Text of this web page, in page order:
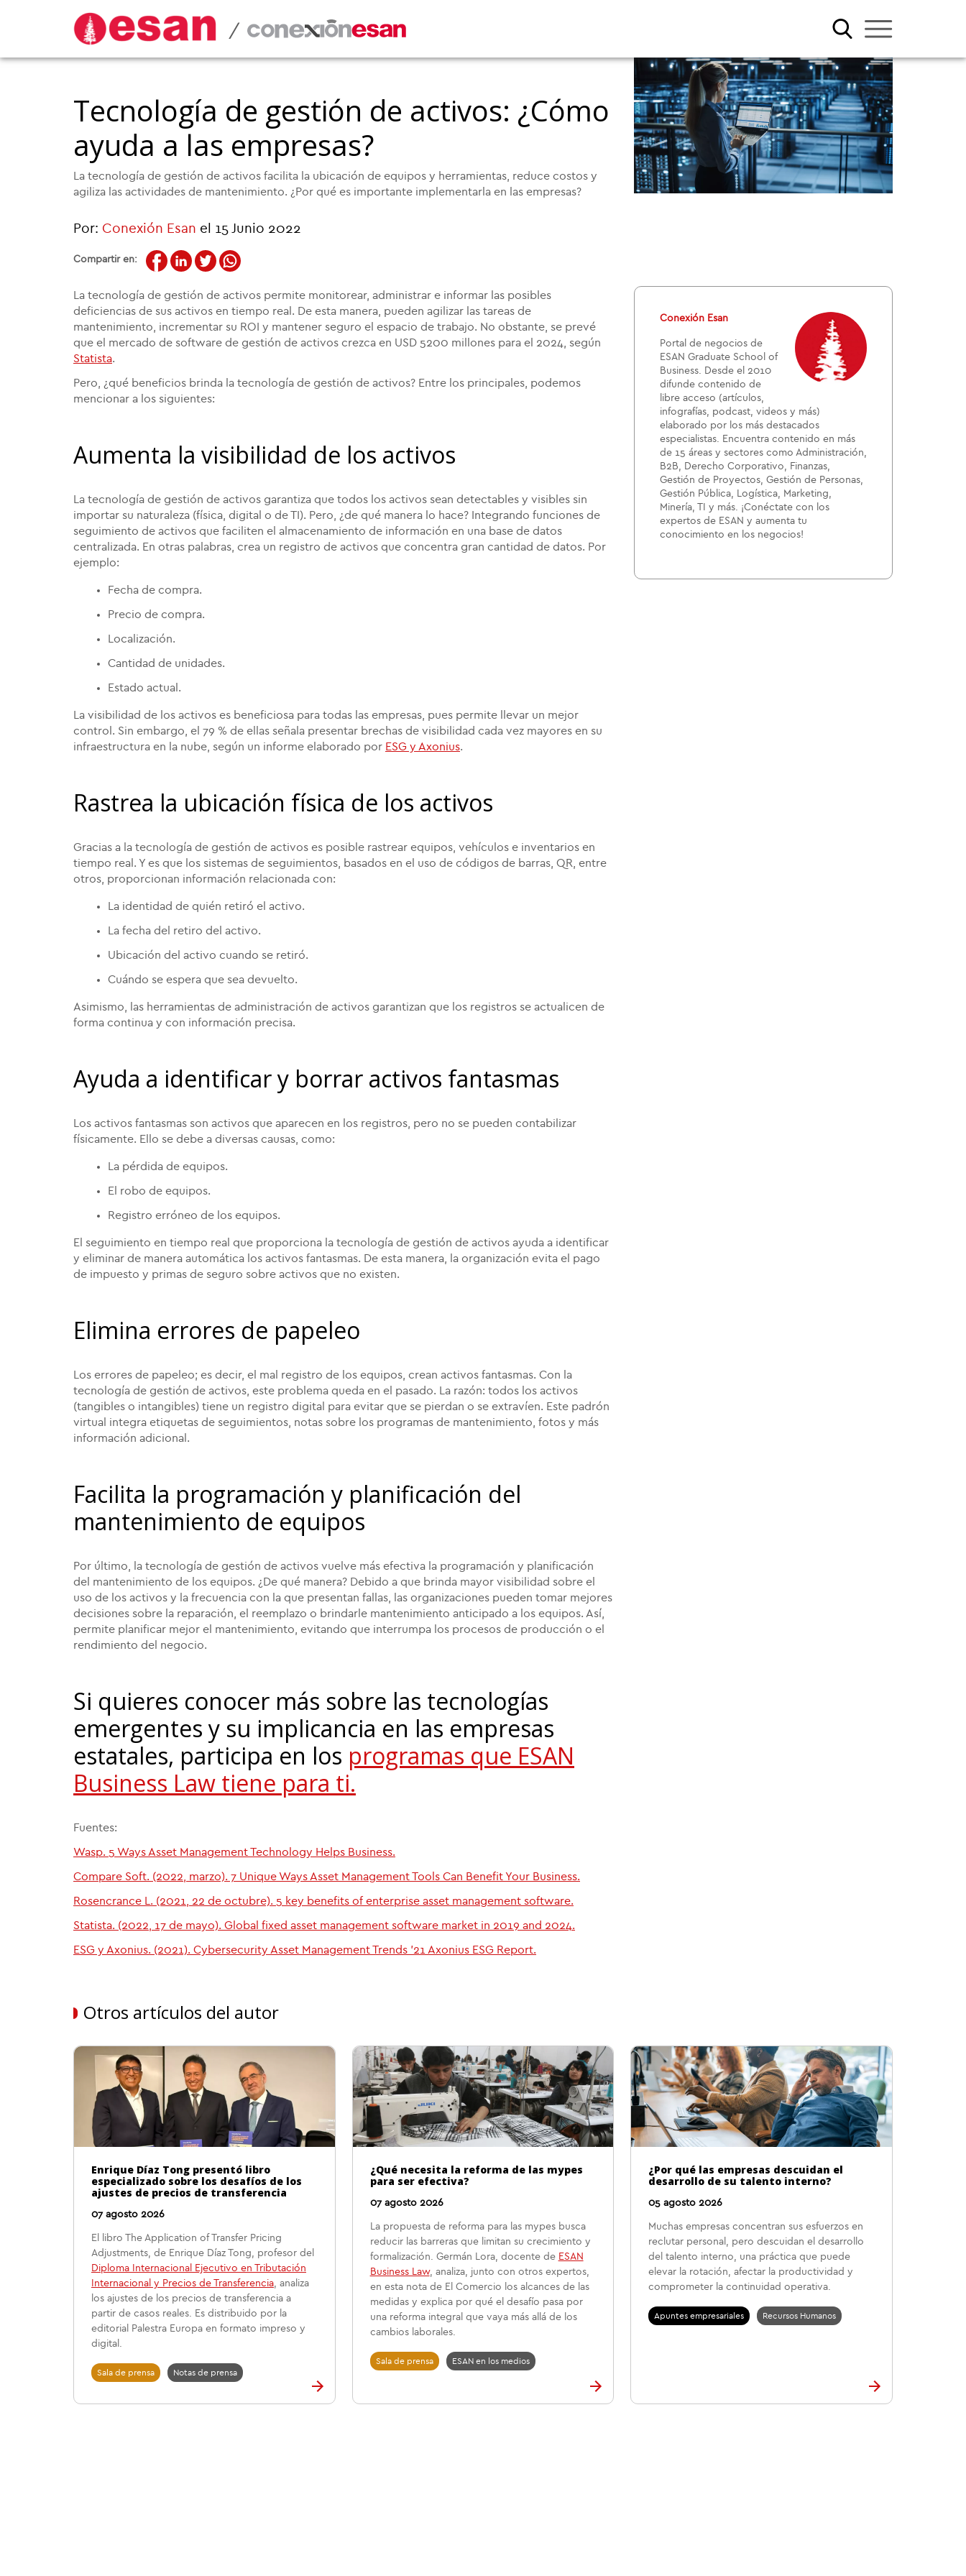
/
Tecnología de gestión de activos: ¿Cómo
ayuda a las empresas?
La tecnología de gestión de activos facilita la ubicación de equipos y herramientas, reduce costos y
agiliza las actividades de mantenimiento. ¿Por qué es importante implementarla en las empresas?
Por: Conexión Esan el 15 Junio 2022
Compartir en:
La tecnología de gestión de activos permite monitorear, administrar e informar las posibles
deficiencias de sus activos en tiempo real. De esta manera, pueden agilizar las tareas de
mantenimiento, incrementar su ROI y mantener seguro el espacio de trabajo. No obstante, se prevé
que el mercado de software de gestión de activos crezca en USD 5200 millones para el 2024, según
Statista.
Pero, ¿qué beneficios brinda la tecnología de gestión de activos? Entre los principales, podemos
mencionar a los siguientes:
Aumenta la visibilidad de los activos
La tecnología de gestión de activos garantiza que todos los activos sean detectables y visibles sin
importar su naturaleza (física, digital o de TI). Pero, ¿de qué manera lo hace? Integrando funciones de
seguimiento de activos que faciliten el almacenamiento de información en una base de datos
centralizada. En otras palabras, crea un registro de activos que concentra gran cantidad de datos. Por
ejemplo:
Fecha de compra.
Precio de compra.
Localización.
Cantidad de unidades.
Estado actual.
La visibilidad de los activos es beneficiosa para todas las empresas, pues permite llevar un mejor
control. Sin embargo, el 79 % de ellas señala presentar brechas de visibilidad cada vez mayores en su
infraestructura en la nube, según un informe elaborado por ESG y Axonius.
Rastrea la ubicación física de los activos
Gracias a la tecnología de gestión de activos es posible rastrear equipos, vehículos e inventarios en
tiempo real. Y es que los sistemas de seguimientos, basados en el uso de códigos de barras, QR, entre
otros, proporcionan información relacionada con:
La identidad de quién retiró el activo.
La fecha del retiro del activo.
Ubicación del activo cuando se retiró.
Cuándo se espera que sea devuelto.
Asimismo, las herramientas de administración de activos garantizan que los registros se actualicen de
forma continua y con información precisa.
Ayuda a identificar y borrar activos fantasmas
Los activos fantasmas son activos que aparecen en los registros, pero no se pueden contabilizar
físicamente. Ello se debe a diversas causas, como:
La pérdida de equipos.
El robo de equipos.
Registro erróneo de los equipos.
El seguimiento en tiempo real que proporciona la tecnología de gestión de activos ayuda a identificar
y eliminar de manera automática los activos fantasmas. De esta manera, la organización evita el pago
de impuesto y primas de seguro sobre activos que no existen.
Elimina errores de papeleo
Los errores de papeleo; es decir, el mal registro de los equipos, crean activos fantasmas. Con la
tecnología de gestión de activos, este problema queda en el pasado. La razón: todos los activos
(tangibles o intangibles) tiene un registro digital para evitar que se pierdan o se extravíen. Este padrón
virtual integra etiquetas de seguimientos, notas sobre los programas de mantenimiento, fotos y más
información adicional.
Facilita la programación y planificación del
mantenimiento de equipos
Por último, la tecnología de gestión de activos vuelve más efectiva la programación y planificación
del mantenimiento de los equipos. ¿De qué manera? Debido a que brinda mayor visibilidad sobre el
uso de los activos y la frecuencia con la que presentan fallas, las organizaciones pueden tomar mejores
decisiones sobre la reparación, el reemplazo o brindarle mantenimiento anticipado a los equipos. Así,
permite planificar mejor el mantenimiento, evitando que interrumpa los procesos de producción o el
rendimiento del negocio.
Si quieres conocer más sobre las tecnologías
emergentes y su implicancia en las empresas
estatales, participa en los programas que ESAN
Business Law tiene para ti.
Fuentes:
Wasp. 5 Ways Asset Management Technology Helps Business.
Compare Soft. (2022, marzo). 7 Unique Ways Asset Management Tools Can Benefit Your Business.
Rosencrance L. (2021, 22 de octubre). 5 key benefits of enterprise asset management software.
Statista. (2022, 17 de mayo). Global fixed asset management software market in 2019 and 2024.
ESG y Axonius. (2021). Cybersecurity Asset Management Trends '21 Axonius ESG Report.
Conexión Esan
Portal de negocios de
ESAN Graduate School of
Business. Desde el 2010
difunde contenido de
libre acceso (artículos,
infografías, podcast, videos y más)
elaborado por los más destacados
especialistas. Encuentra contenido en más
de 15 áreas y sectores como Administración,
B2B, Derecho Corporativo, Finanzas,
Gestión de Proyectos, Gestión de Personas,
Gestión Pública, Logística, Marketing,
Minería, TI y más. ¡Conéctate con los
expertos de ESAN y aumenta tu
conocimiento en los negocios!
Otros artículos del autor
Enrique Díaz Tong presentó libro
especializado sobre los desafíos de los
ajustes de precios de transferencia
07 agosto 2026
El libro The Application of Transfer Pricing
Adjustments, de Enrique Díaz Tong, profesor del
Diploma Internacional Ejecutivo en Tributación
Internacional y Precios de Transferencia, analiza
los ajustes de los precios de transferencia a
partir de casos reales. Es distribuido por la
editorial Palestra Europa en formato impreso y
digital.
Sala de prensa Notas de prensa
¿Qué necesita la reforma de las mypes
para ser efectiva?
07 agosto 2026
La propuesta de reforma para las mypes busca
reducir las barreras que limitan su crecimiento y
formalización. Germán Lora, docente de ESAN
Business Law, analiza, junto con otros expertos,
en esta nota de El Comercio los alcances de las
medidas y explica por qué el desafío pasa por
una reforma integral que vaya más allá de los
cambios laborales.
Sala de prensa ESAN en los medios
¿Por qué las empresas descuidan el
desarrollo de su talento interno?
05 agosto 2026
Muchas empresas concentran sus esfuerzos en
reclutar personal, pero descuidan el desarrollo
del talento interno, una práctica que puede
elevar la rotación, afectar la productividad y
comprometer la continuidad operativa.
Apuntes empresariales Recursos Humanos